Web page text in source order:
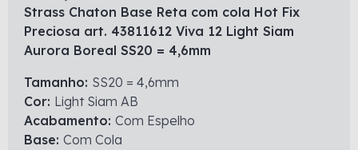
Strass Chaton Base Reta com cola Hot Fix
Preciosa art. 43811612 Viva 12 Light Siam
Aurora Boreal SS20 = 4,6mm
Tamanho: SS20 = 4,6mm
Cor: Light Siam AB
Acabamento: Com Espelho
Base: Com Cola